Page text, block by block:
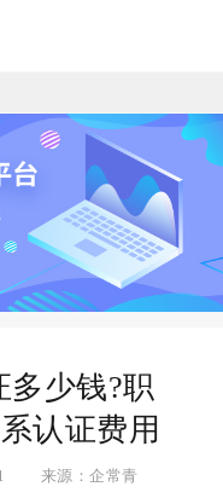
多少钱?职
认证费用
来源：企常青